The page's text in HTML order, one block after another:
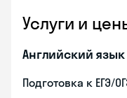
Услуги и
Английский язык
Подготовка к ЕГЭ/